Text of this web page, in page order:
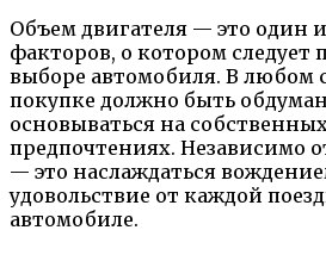
Объем двигателя — это один
факторов, о котором следует
выборе автомобиля. В любом
покупке должно быть
основываться на
предпочтениях. Независимо
— это наслаждаться
удовольствие от каждой
автомобиле.